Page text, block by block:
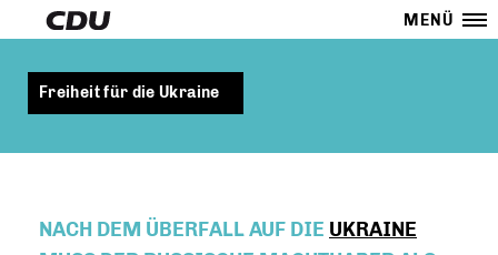
MENÜ
Freiheit für die Ukraine
NACH DEM ÜBERFALL AUF DIE UKRAINE